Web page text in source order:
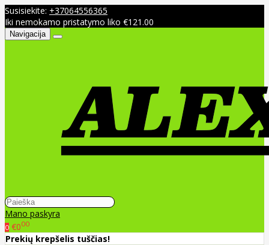
Susisiekite: +37064556365
Iki nemokamo pristatymo liko €121.00
Navigacija
Mano paskyra
0 €000
Prekių krepšelis tuščias!